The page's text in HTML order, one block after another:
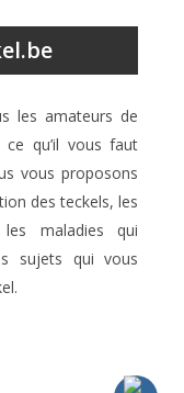
les amateurs de
qu’il vous faut
vous proposons
des teckels, les
maladies qui
sujets qui vous